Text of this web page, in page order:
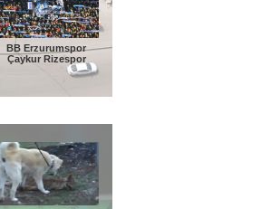
BB Erzurumspor
Çaykur Rizespor